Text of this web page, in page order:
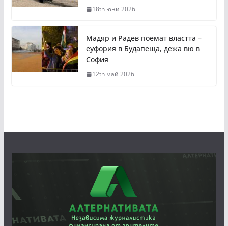
18th юни 2026
Мадяр и Радев поемат властта –
еуфория в Будапеща, дежа вю в
София
12th май 2026